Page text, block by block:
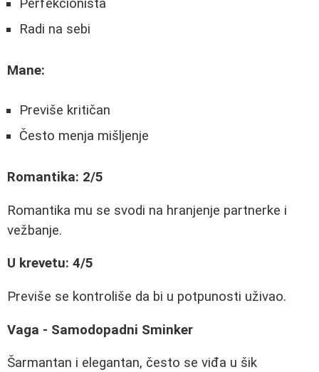
Perfekcionista
Radi na sebi
Mane:
Previše kritičan
Često menja mišljenje
Romantika: 2/5
Romantika mu se svodi na hranjenje partnerke i
vežbanje.
U krevetu: 4/5
Previše se kontroliše da bi u potpunosti uživao.
Vaga - Samodopadni Sminker
Šarmantan i elegantan, često se viđa u šik